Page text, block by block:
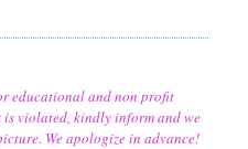
educational and non profit
violated, kindly inform and we
We apologize in advance!